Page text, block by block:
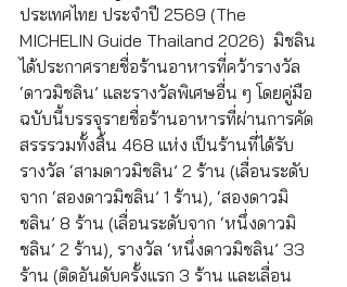
ประเทศไทย ประจำปี 2569 (The
MICHELIN Guide Thailand 2026)  มิชลิน
ได้ประกาศรายชื่อร้านอาหารที่คว้ารางวัล
‘ดาวมิชลิน’ และรางวัลพิเศษอื่น ๆ โดยคู่มือ
ฉบับนี้บรรจุรายชื่อร้านอาหารที่ผ่านการคัด
สรรรวมทั้งสิ้น 468 แห่ง เป็นร้านที่ได้รับ
รางวัล ‘สามดาวมิชลิน’ 2 ร้าน (เลื่อนระดับ
จาก ‘สองดาวมิชลิน’ 1 ร้าน), ‘สองดาวมิ
ชลิน’ 8 ร้าน (เลื่อนระดับจาก ‘หนึ่งดาวมิ
ชลิน’ 2 ร้าน), รางวัล ‘หนึ่งดาวมิชลิน’ 33
ร้าน (ติดอันดับครั้งแรก 3 ร้าน และเลื่อน